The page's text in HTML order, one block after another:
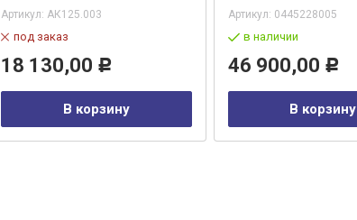
Артикул: АК125.003
под заказ
18 130,00 Р
В корзину
Артикул: 0445228005
в наличии
46 900,00 Р
В корзину